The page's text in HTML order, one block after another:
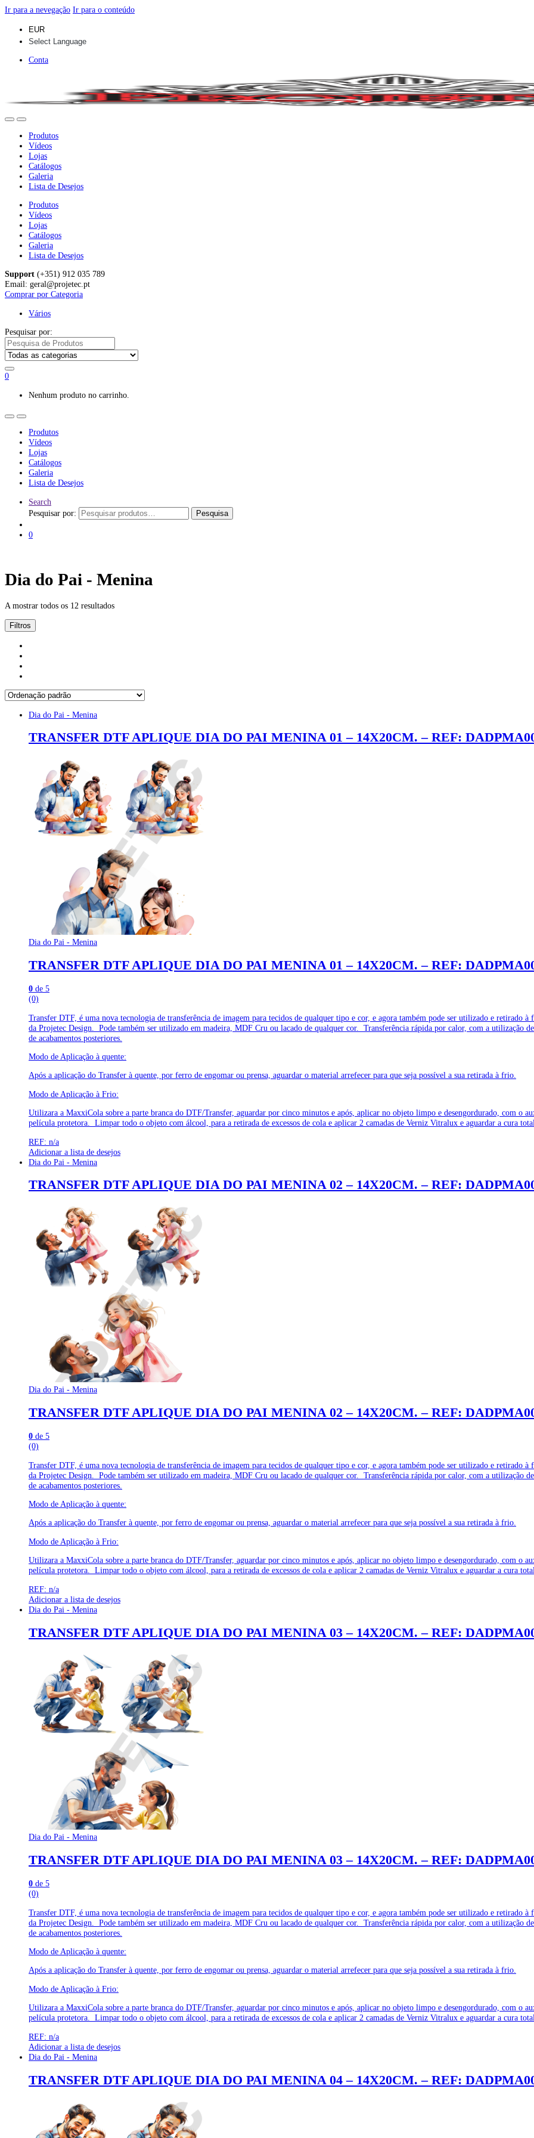
Ir para a nevegação Ir para o conteúdo
Conta
Produtos
Vídeos
Lojas
Catálogos
Galeria
Lista de Desejos
Produtos
Vídeos
Lojas
Catálogos
Galeria
Lista de Desejos
Support (+351) 912 035 789
Email: geral@projetec.pt
Comprar por Categoria
Vários
Pesquisar por:
0
Nenhum produto no carrinho.
Produtos
Vídeos
Lojas
Catálogos
Galeria
Lista de Desejos
Search
Pesquisar por:
Pesquisa
0
Dia do Pai - Menina
A mostrar todos os 12 resultados
Filtros
Dia do Pai - Menina
TRANSFER DTF APLIQUE DIA DO PAI MENINA 01 – 14X20CM. – REF:
Dia do Pai - Menina
TRANSFER DTF APLIQUE DIA DO PAI MENINA 01 – 14X20CM. – REF:
0 de 5
(0)
Transfer DTF, é uma nova tecnologia de transferência de imagem para tecidos de qualquer tipo e cor, e agora também pode ser utilizado e
da Projetec Design. Pode também ser utilizado em madeira, MDF Cru ou lacado de qualquer cor. Transferência rápida por calor, com a utilização
de acabamentos posteriores.
Modo de Aplicação à quente:
Após a aplicação do Transfer à quente, por ferro de engomar ou prensa, aguardar o material arrefecer para que seja possível a sua retirada à frio.
Modo de Aplicação à Frio:
Utilizara a MaxxiCola sobre a parte branca do DTF/Transfer, aguardar por cinco minutos e após, aplicar no objeto limpo e desengordurado, com o
película protetora. Limpar todo o objeto com álcool, para a retirada de excessos de cola e aplicar 2 camadas de Verniz Vitralux e aguardar a cura
REF: n/a
Adicionar a lista de desejos
Dia do Pai - Menina
TRANSFER DTF APLIQUE DIA DO PAI MENINA 02 – 14X20CM. – REF:
Dia do Pai - Menina
TRANSFER DTF APLIQUE DIA DO PAI MENINA 02 – 14X20CM. – REF:
0 de 5
(0)
Transfer DTF, é uma nova tecnologia de transferência de imagem para tecidos de qualquer tipo e cor, e agora também pode ser utilizado e
da Projetec Design. Pode também ser utilizado em madeira, MDF Cru ou lacado de qualquer cor. Transferência rápida por calor, com a utilização
de acabamentos posteriores.
Modo de Aplicação à quente:
Após a aplicação do Transfer à quente, por ferro de engomar ou prensa, aguardar o material arrefecer para que seja possível a sua retirada à frio.
Modo de Aplicação à Frio:
Utilizara a MaxxiCola sobre a parte branca do DTF/Transfer, aguardar por cinco minutos e após, aplicar no objeto limpo e desengordurado, com o
película protetora. Limpar todo o objeto com álcool, para a retirada de excessos de cola e aplicar 2 camadas de Verniz Vitralux e aguardar a cura
REF: n/a
Adicionar a lista de desejos
Dia do Pai - Menina
TRANSFER DTF APLIQUE DIA DO PAI MENINA 03 – 14X20CM. – REF:
Dia do Pai - Menina
TRANSFER DTF APLIQUE DIA DO PAI MENINA 03 – 14X20CM. – REF:
0 de 5
(0)
Transfer DTF, é uma nova tecnologia de transferência de imagem para tecidos de qualquer tipo e cor, e agora também pode ser utilizado e
da Projetec Design. Pode também ser utilizado em madeira, MDF Cru ou lacado de qualquer cor. Transferência rápida por calor, com a utilização
de acabamentos posteriores.
Modo de Aplicação à quente:
Após a aplicação do Transfer à quente, por ferro de engomar ou prensa, aguardar o material arrefecer para que seja possível a sua retirada à frio.
Modo de Aplicação à Frio:
Utilizara a MaxxiCola sobre a parte branca do DTF/Transfer, aguardar por cinco minutos e após, aplicar no objeto limpo e desengordurado, com o
película protetora. Limpar todo o objeto com álcool, para a retirada de excessos de cola e aplicar 2 camadas de Verniz Vitralux e aguardar a cura
REF: n/a
Adicionar a lista de desejos
Dia do Pai - Menina
TRANSFER DTF APLIQUE DIA DO PAI MENINA 04 – 14X20CM. – REF: